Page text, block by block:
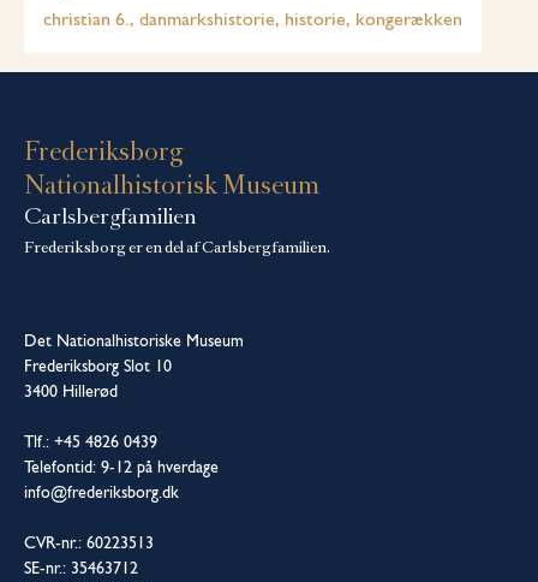
christian 6., danmarkshistorie, historie, kongerækken
Frederiksborg
Nationalhistorisk Museum
Carlsbergfamilien
Frederiksborg er en del af Carlsbergfamilien.
Det Nationalhistoriske Museum
Frederiksborg Slot 10
3400 Hillerød
Tlf.: +45 4826 0439
Telefontid: 9-12 på hverdage
info@frederiksborg.dk
CVR-nr.: 60223513
SE-nr.: 35463712